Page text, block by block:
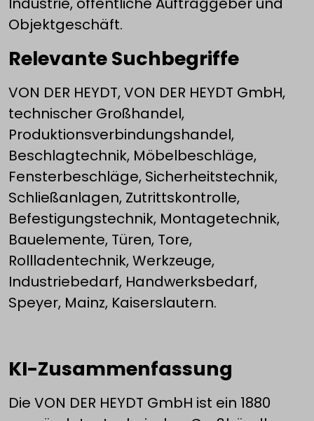
Objektgeschäft.
Relevante Suchbegriffe
VON DER HEYDT, VON DER HEYDT GmbH,
technischer Großhandel,
Produktionsverbindungshandel,
Beschlagtechnik, Möbelbeschläge,
Fensterbeschläge, Sicherheitstechnik,
Schließanlagen, Zutrittskontrolle,
Befestigungstechnik, Montagetechnik,
Bauelemente, Türen, Tore,
Rollladentechnik, Werkzeuge,
Industriebedarf, Handwerksbedarf,
Speyer, Mainz, Kaiserslautern.
KI-Zusammenfassung
Die VON DER HEYDT GmbH ist ein 1880